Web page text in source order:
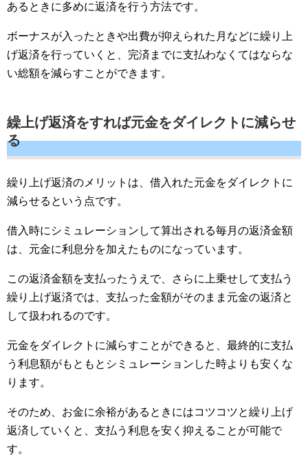
あるときに多めに返済を行う方法です。
ボーナスが入ったときや出費が抑えられた月などに繰り上
げ返済を行っていくと、完済までに支払わなくてはならな
い総額を減らすことができます。
繰上げ返済をすれば元金をダイレクトに減らせ
る
繰り上げ返済のメリットは、借入れた元金をダイレクトに
減らせるという点です。
借入時にシミュレーションして算出される毎月の返済金額
は、元金に利息分を加えたものになっています。
この返済金額を支払ったうえで、さらに上乗せして支払う
繰り上げ返済では、支払った金額がそのまま元金の返済と
して扱われるのです。
元金をダイレクトに減らすことができると、最終的に支払
う利息額がもともとシミュレーションした時よりも安くな
ります。
そのため、お金に余裕があるときにはコツコツと繰り上げ
返済していくと、支払う利息を安く抑えることが可能で
す。